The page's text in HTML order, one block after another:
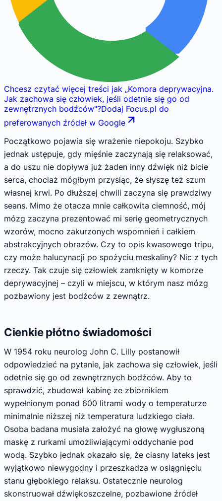
Chcesz czytać więcej treści jak „Komora deprywacyjna.
Jak zachowa się człowiek, jeśli odetnie się go od
zewnętrznych bodźców"?Dodaj Focus.pl do
preferowanych źródeł w Google
Początkowo pojawia się wrażenie niepokoju. Szybko
jednak ustępuje, gdy mięśnie zaczynają się relaksować,
a do uszu nie dopływa już żaden inny dźwięk niż bicie
serca, chociaż mógłbym przysiąc, że słyszę też szum
własnej krwi. Po dłuższej chwili zaczyna się prawdziwy
seans. Mimo że otacza mnie całkowita ciemność, mój
mózg zaczyna prezentować mi serię geometrycznych
wzorów, mocno zakurzonych wspomnień i całkiem
abstrakcyjnych obrazów. Czy to opis kwasowego tripu,
czy może halucynacji po spożyciu meskaliny? Nic z tych
rzeczy. Tak czuje się człowiek zamknięty w komorze
deprywacyjnej – czyli w miejscu, w którym nasz mózg
pozbawiony jest bodźców z zewnątrz.
Cienkie płótno świadomości
W 1954 roku neurolog John C. Lilly postanowił
odpowiedzieć na pytanie, jak zachowa się człowiek, jeśli
odetnie się go od zewnętrznych bodźców. Aby to
sprawdzić, zbudował kabinę ze zbiornikiem
wypełnionym ponad 600 litrami wody o temperaturze
minimalnie niższej niż temperatura ludzkiego ciała.
Osoba badana musiała założyć na głowę wygłuszoną
maskę z rurkami umożliwiającymi oddychanie pod
wodą. Szybko jednak okazało się, że ciasny lateks jest
wyjątkowo niewygodny i przeszkadza w osiągnięciu
stanu głębokiego relaksu. Ostatecznie neurolog
skonstruował dźwiękoszczelne, pozbawione źródeł